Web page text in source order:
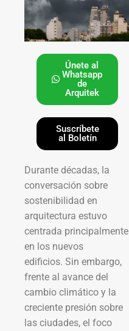
Únete al
Whatsapp
de
Arquitek
Suscríbete
al Boletín
Durante décadas, la
conversación sobre
sostenibilidad en
arquitectura estuvo
centrada principalmente
en los nuevos
edificios. Sin embargo,
frente al avance del
cambio climático y la
creciente presión sobre
las ciudades, el foco